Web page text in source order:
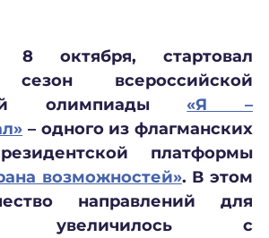
8 октября, стартовал
сезон всероссийской
олимпиады«Я –
– одного из флагманских
платформы
возможностей». В этом
направлений для
увеличилось с